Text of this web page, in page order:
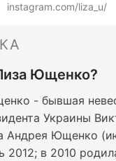
instagram.com/liza_u/
Ющенко?
- бывшая
Украины
Андрея Ющенко
2012; в 2010